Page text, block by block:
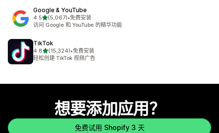
Google & YouTube
4.5星（满分 5 星）
(5,067)
总共 5067 条评论
•免费安装
访问 Google 和 YouTube 的精华功能
TikTok
4.8星（满分 5 星）
(15,324)
总共 15324 条评论
•免费安装
轻松创建 TikTok 视频广告
想要添加应用？
免费试用 Shopify 3 天